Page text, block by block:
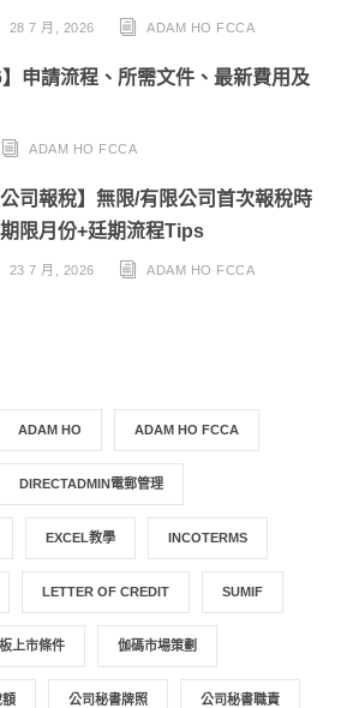
28 7 月, 2026 ADAM HO FCCA
】申請流程、所需文件、最新費用及
ADAM HO FCCA
公司報稅】無限/有限公司首次報稅時
期限月份+廷期流程Tips
23 7 月, 2026 ADAM HO FCCA
ADAM HO ADAM HO FCCA
DIRECTADMIN電郵管理
EXCEL教學 INCOTERMS
LETTER OF CREDIT SUMIF
上市條件 伽碼市場策劃
額 公司秘書牌照 公司秘書職責